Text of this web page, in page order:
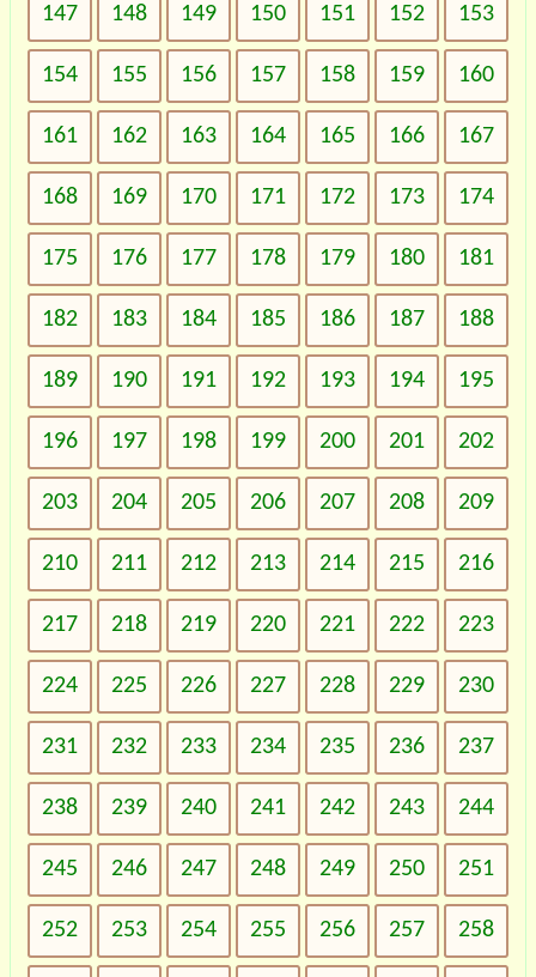
147 148 149 150 151 152 153
154 155 156 157 158 159 160
161 162 163 164 165 166 167
168 169 170 171 172 173 174
175 176 177 178 179 180 181
182 183 184 185 186 187 188
189 190 191 192 193 194 195
196 197 198 199 200 201 202
203 204 205 206 207 208 209
210 211 212 213 214 215 216
217 218 219 220 221 222 223
224 225 226 227 228 229 230
231 232 233 234 235 236 237
238 239 240 241 242 243 244
245 246 247 248 249 250 251
252 253 254 255 256 257 258